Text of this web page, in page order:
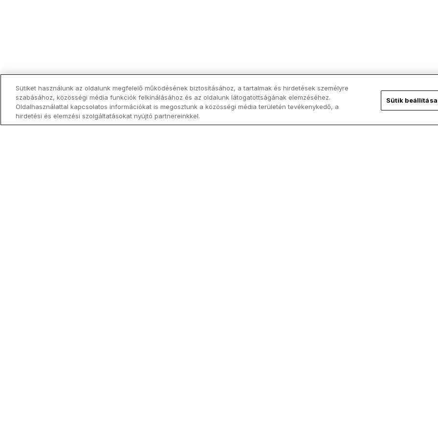
Sütiket használunk az oldalunk megfelelő működésének biztosításához, a tartalmak és hirdetések személyre
szabásához, közösségi média funkciók felkínálásához és az oldalunk látogatottságának elemzéséhez.
Oldalhasználattal kapcsolatos információkat is megosztunk a közösségi média területén tevékenykedő, a
hirdetési és elemzési szolgáltatásokat nyújtó partnereinkkel.
Sütik beállítása